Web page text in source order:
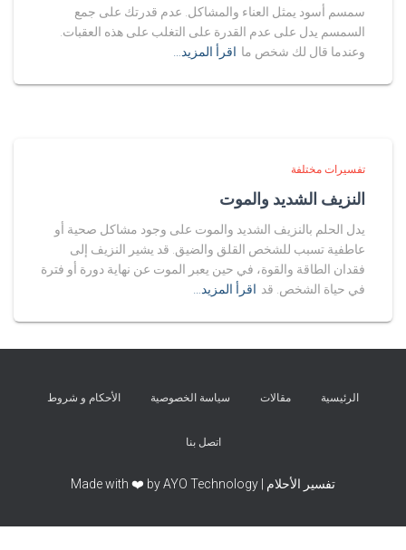
سمسم أسود يمثل العناء والمشاكل. عدم قدرتك على جمع
السمسم يدل على عدم القدرة على التغلب على هذه العقبات.
وعندما قال لك شخص ما اقرأ المزيد…
تفسيرات مختلفة
النزيف الشديد والموت
يدل الحلم بالنزيف الشديد والموت على وجود مشاكل صحية أو
عاطفية تسبب للشخص القلق والضيق. قد يشير النزيف إلى
فقدان الطاقة والقوة، في حين يعبر الموت عن نهاية دورة أو فترة
في حياة الشخص. قد اقرأ المزيد…
الرئيسية مقالات سياسة الخصوصية الأحكام و شروط
اتصل بنا
تفسير الأحلام | Made with ❤️ by AYO Technology